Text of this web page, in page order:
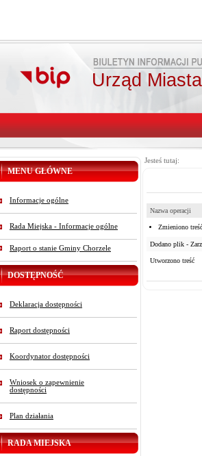
Urząd
MENU GŁÓWNE
Informacje ogólne
Rada Miejska - Informacje ogólne
Raport o stanie Gminy Chorzele
DOSTĘPNOŚĆ
Deklaracja dostępności
Raport dostępności
Koordynator dostępności
Wniosek o zapewnienie
dostępności
Plan działania
RADA MIEJSKA
Jesteś tutaj:
Nazwa operacji
Zmieniono
Dodano plik -
Utworzono treść